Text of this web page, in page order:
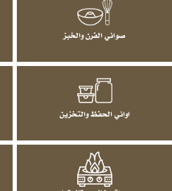
صواني الفرن والخبز
اواني الحفظ والتخزين